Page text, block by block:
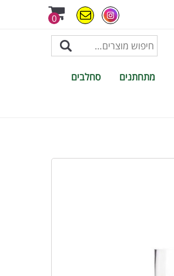
0
מתחתנים סחלבים